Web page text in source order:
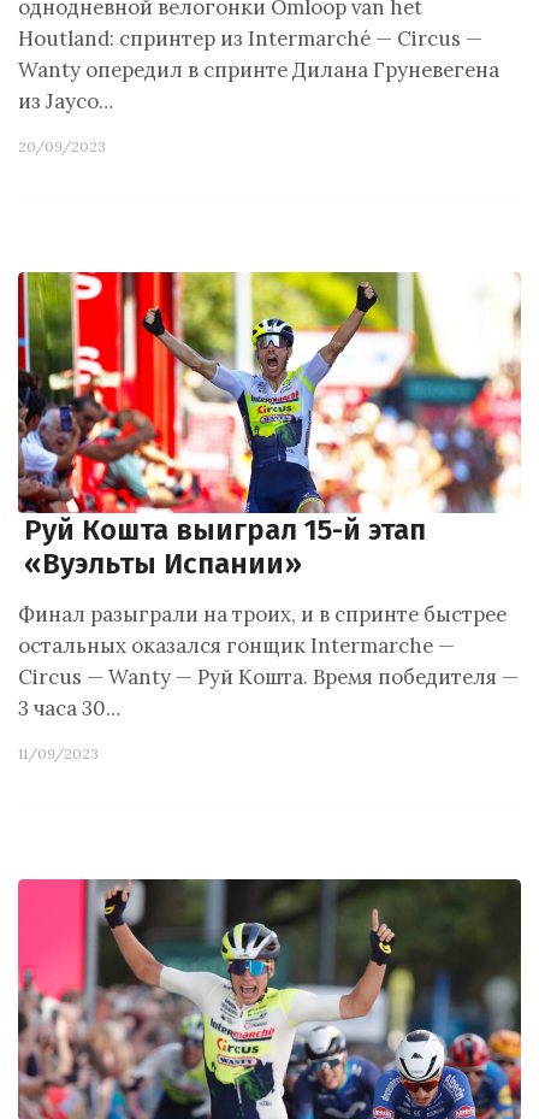
однодневной велогонки Omloop van het
Houtland: спринтер из Intermarché — Circus —
Wanty опередил в спринте Дилана Груневегена
из Jayco…
20/09/2023
Руй Кошта выиграл 15-й этап
«Вуэльты Испании»
Финал разыграли на троих, и в спринте быстрее
остальных оказался гонщик Intermarche —
Circus — Wanty — Руй Кошта. Время победителя —
3 часа 30…
11/09/2023